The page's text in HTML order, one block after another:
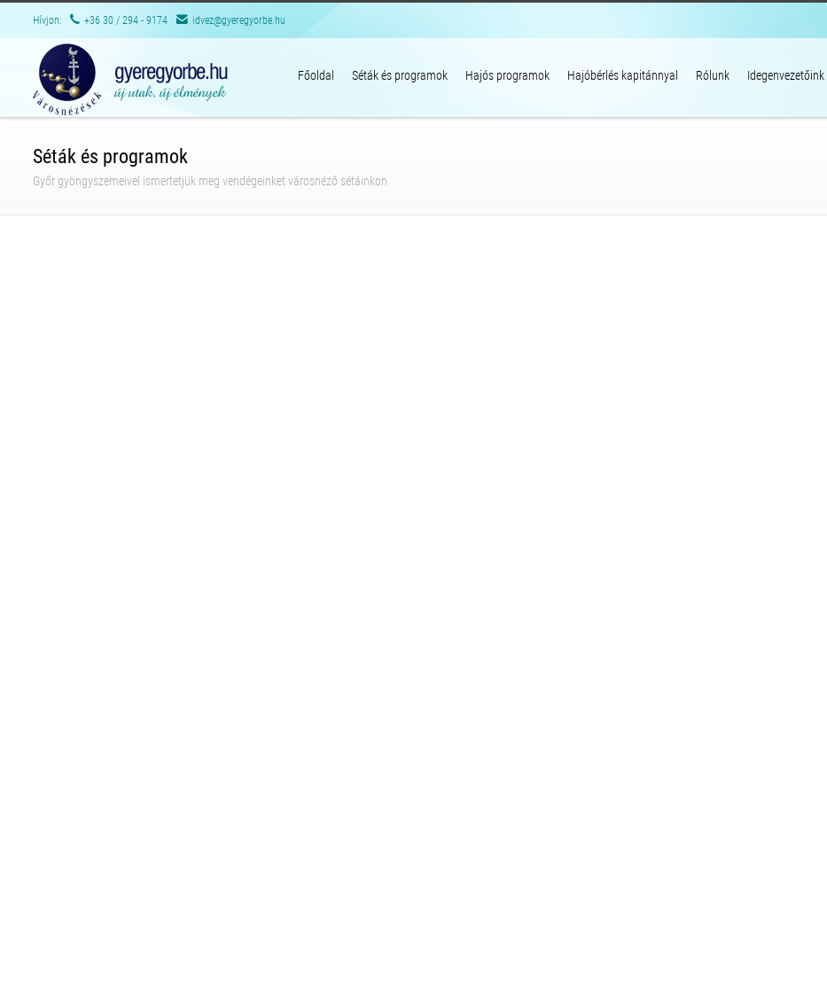
Hívjon: +36 30 / 294 - 9174 idvez@gyeregyorbe.hu
Főoldal Séták és programok Hajós programok Hajóbérlés kapitánnyal Rólunk Idegenvezetőink
Séták és programok
Győr gyöngyszemeivel ismertetjük meg vendégeinket városnéző sétáinkon